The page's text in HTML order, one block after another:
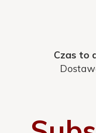
Czas to